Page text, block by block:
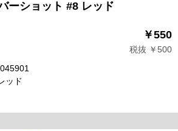
ーショット #8 レッド
￥550
税抜 ￥500
ッド